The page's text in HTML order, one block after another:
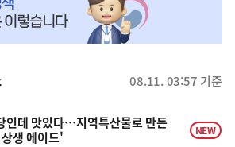
08.11. 03:57 기준
인데 맛있다…지역특산물로 만든
생 에이드'
NEW